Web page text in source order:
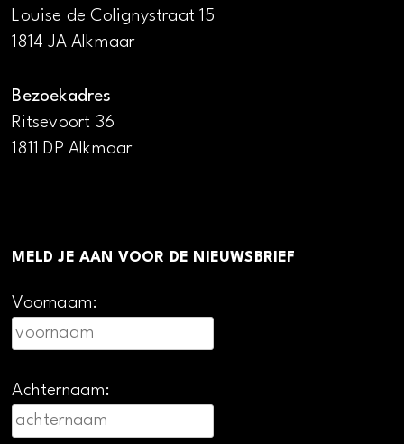
Louise de Colignystraat 15
1814 JA Alkmaar
Bezoekadres
Ritsevoort 36
1811 DP Alkmaar
MELD JE AAN VOOR DE NIEUWSBRIEF
Voornaam:
Achternaam: